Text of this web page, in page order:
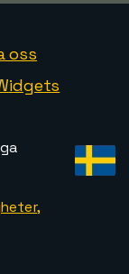
oss